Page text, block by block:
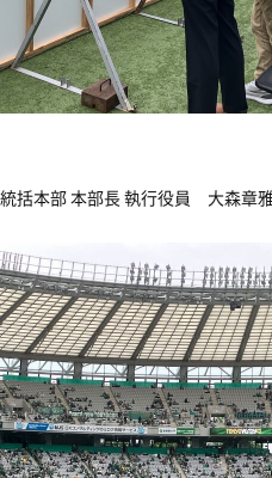
括本部 本部長 執行役員 大森章